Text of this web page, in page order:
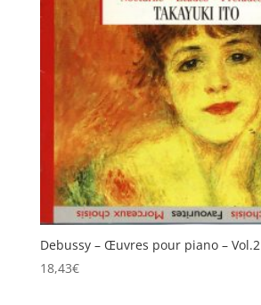
Debussy – Œuvres pour piano – Vol.2
18,43€